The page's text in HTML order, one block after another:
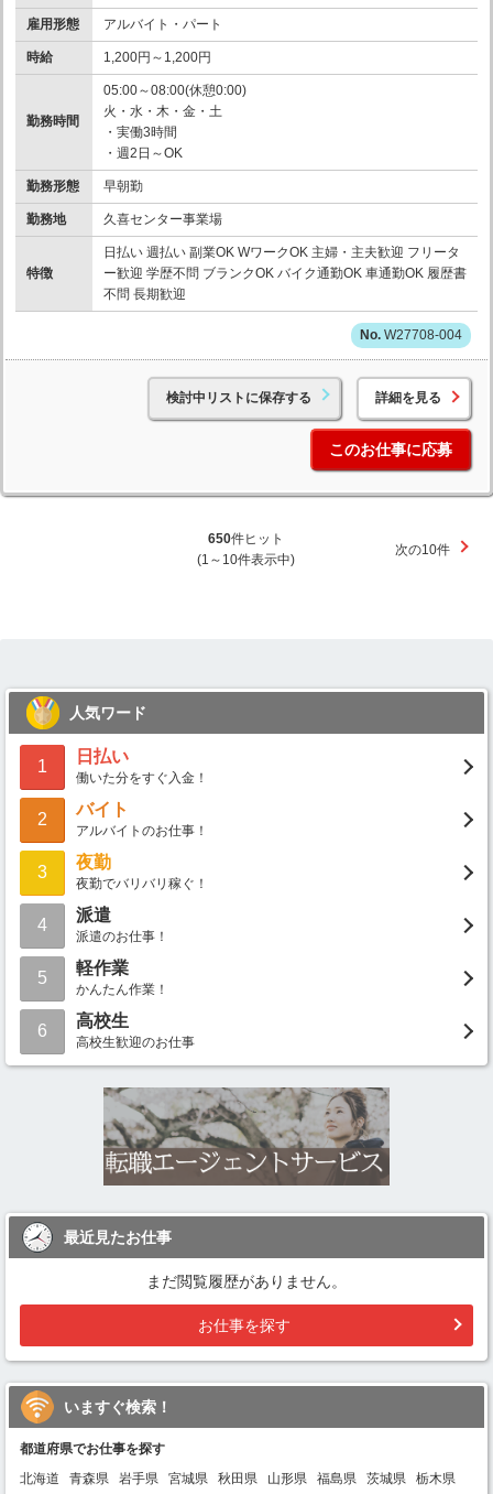
雇用形態 アルバイト・パート
時給 1,200円～1,200円
勤務時間
05:00～08:00(休憩0:00)
火・水・木・金・土
・実働3時間
・週2日～OK
勤務形態 早朝勤
勤務地 久喜センター事業場
特徴
日払い 週払い 副業OK WワークOK 主婦・主夫歓迎 フリータ
ー歓迎 学歴不問 ブランクOK バイク通勤OK 車通勤OK 履歴書
不問 長期歓迎
W27708-004
検討中リストに保存する 詳細を見る
このお仕事に応募
650件ヒット
(1～10件表示中)
次の10件
人気ワード
1
日払い
働いた分をすぐ入金！
2
バイト
アルバイトのお仕事！
3
夜勤
夜勤でバリバリ稼ぐ！
4
派遣
派遣のお仕事！
5
軽作業
かんたん作業！
6
高校生
高校生歓迎のお仕事
最近見たお仕事
まだ閲覧履歴がありません。
お仕事を探す
いますぐ検索！
都道府県でお仕事を探す
北海道
青森県 岩手県 宮城県 秋田県 山形県 福島県 茨城県
栃木県